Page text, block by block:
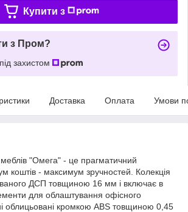
Купити з
з Пром?
захистом
Доставка Оплата Умови
меблів "Омега" - це прагматичний
коштів - максимум зручностей. Колекція
ДСП товщиною 16 мм і включає в
для облаштування офісного
облицьовані кромкою ABS товщиною 0,45